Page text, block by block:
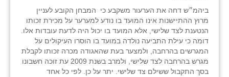
ביהמ״ש דחה את הערעור משקבע כי המבחן הקובע לעניין
מרוץ ההתיישנות אינו המועד בו נודע למערער על מכירת זכותו
הנטענת לצד שלישי, אלא המועד בו יכול היה לדעת עובדות אלו.
דומה כי עילת התביעה נולדה במועד בו הוסרו העיקולים על
המגרשים בהרחבה, ולמצער בעת שהאגודה מכרה זכותו לקבלת
מגרש בהרחבה לצד שלישי, ולמרב בשנת 2009 עת זוכה חשבונו
בסך התקבול ששילם צד שלישי. יתר על כן. לפי כל אחד
שדה צבי